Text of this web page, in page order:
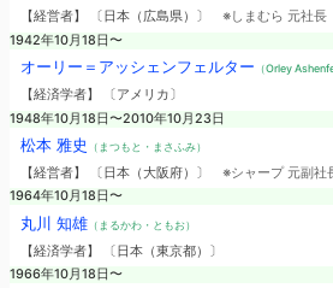
【経営者】 〔日本（広島県）〕 ※しまむら 元社長
1942年10月18日〜
オーリー＝アッシェンフェルター （Orley
【経済学者】 〔アメリカ〕
1948年10月18日〜2010年10月23日
松本 雅史 （まつもと・まさふみ）
【経営者】 〔日本（大阪府）〕 ※シャープ 元副社
1964年10月18日〜
丸川 知雄（まるかわ・ともお）
【経済学者】 〔日本（東京都）〕
1966年10月18日〜